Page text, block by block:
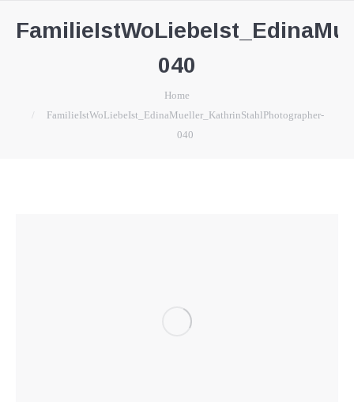
040
Home
FamilieIstWoLiebeIst_EdinaMueller_KathrinStahlPhotographer-
040